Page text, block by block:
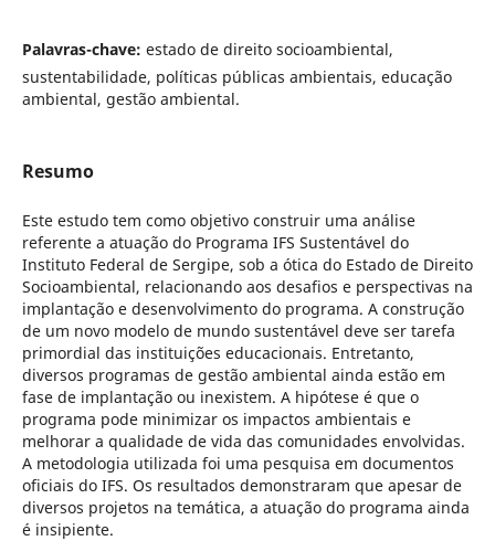
Palavras-chave: estado de direito socioambiental,
sustentabilidade, políticas públicas ambientais, educação
ambiental, gestão ambiental.
Resumo
Este estudo tem como objetivo construir uma análise
referente a atuação do Programa IFS Sustentável do
Instituto Federal de Sergipe, sob a ótica do Estado de Direito
Socioambiental, relacionando aos desafios e perspectivas na
implantação e desenvolvimento do programa. A construção
de um novo modelo de mundo sustentável deve ser tarefa
primordial das instituições educacionais. Entretanto,
diversos programas de gestão ambiental ainda estão em
fase de implantação ou inexistem. A hipótese é que o
programa pode minimizar os impactos ambientais e
melhorar a qualidade de vida das comunidades envolvidas.
A metodologia utilizada foi uma pesquisa em documentos
oficiais do IFS. Os resultados demonstraram que apesar de
diversos projetos na temática, a atuação do programa ainda
é insipiente.